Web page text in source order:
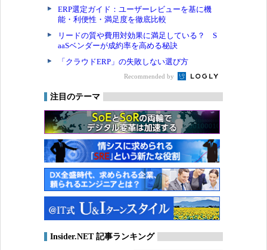
ERP選定ガイド：ユーザーレビューを基に機
能・利便性・満足度を徹底比較
リードの質や費用対効果に満足している？ S
aaSベンダーが成約率を高める秘訣
「クラウドERP」の失敗しない選び方
Recommended by
注目のテーマ
Insider.NET 記事ランキング